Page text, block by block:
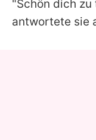
"Schön dich
antwortete sie